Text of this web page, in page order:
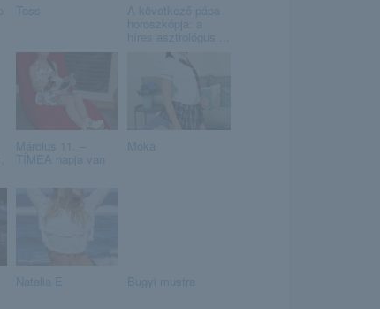
Tess A következő pápa
horoszkópja: a
híres asztrológus ...
Március 11. –
TÍMEA napja van
Moka
Natalia E Bugyi mustra